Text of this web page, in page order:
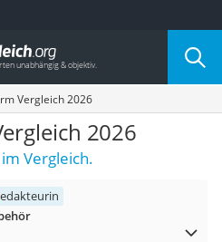
Kategorie
Vergleich 2026
2026
Vergleich.